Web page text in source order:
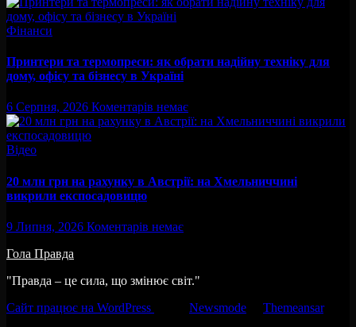
Фінанси
Принтери та термопреси: як обрати надійну техніку для
дому, офісу та бізнесу в Україні
6 Серпня, 2026 Коментарів немає
Відео
20 млн грн на рахунку в Австрії: на Хмельниччині
викрили експосадовицю
9 Липня, 2026 Коментарів немає
Гола Правда
"Правда – це сила, що змінює світ."
Сайт працює на WordPress
Newsmode Themeansar.